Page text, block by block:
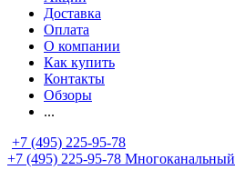
Доставка
Оплата
О компании
Как купить
Контакты
Обзоры
...
+7 (495) 225-95-78
+7 (495) 225-95-78 Многоканальный